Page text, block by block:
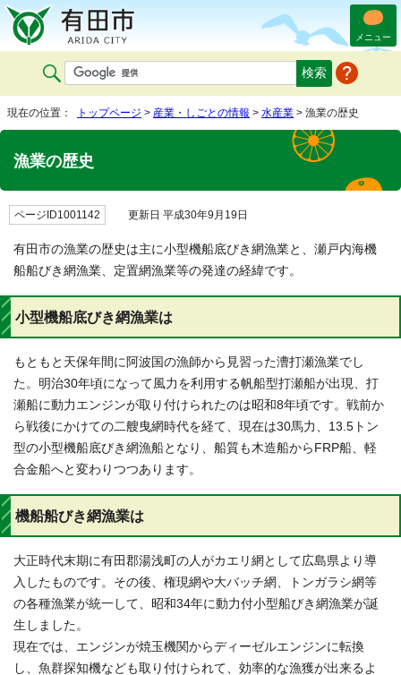
メニュー
現在の位置： トップページ > 産業・しごとの情報 > 水産業 > 漁業の歴史
漁業の歴史
ページID1001142 更新日 平成30年9月19日
有田市の漁業の歴史は主に小型機船底びき網漁業と、瀬戸内海機
船船びき網漁業、定置網漁業等の発達の経緯です。
小型機船底びき網漁業は
もともと天保年間に阿波国の漁師から見習った漕打瀬漁業でし
た。明治30年頃になって風力を利用する帆船型打瀬船が出現、打
瀬船に動力エンジンが取り付けられたのは昭和8年頃です。戦前か
ら戦後にかけての二艘曳網時代を経て、現在は30馬力、13.5トン
型の小型機船底びき網漁船となり、船質も木造船からFRP船、軽
合金船へと変わりつつあります。
機船船びき網漁業は
大正時代末期に有田郡湯浅町の人がカエリ網として広島県より導
入したものです。その後、権現網や大バッチ網、トンガラシ網等
の各種漁業が統一して、昭和34年に動力付小型船びき網漁業が誕
生しました。
現在では、エンジンが焼玉機関からディーゼルエンジンに転換
し、魚群探知機なども取り付けられて、効率的な漁獲が出来るよ